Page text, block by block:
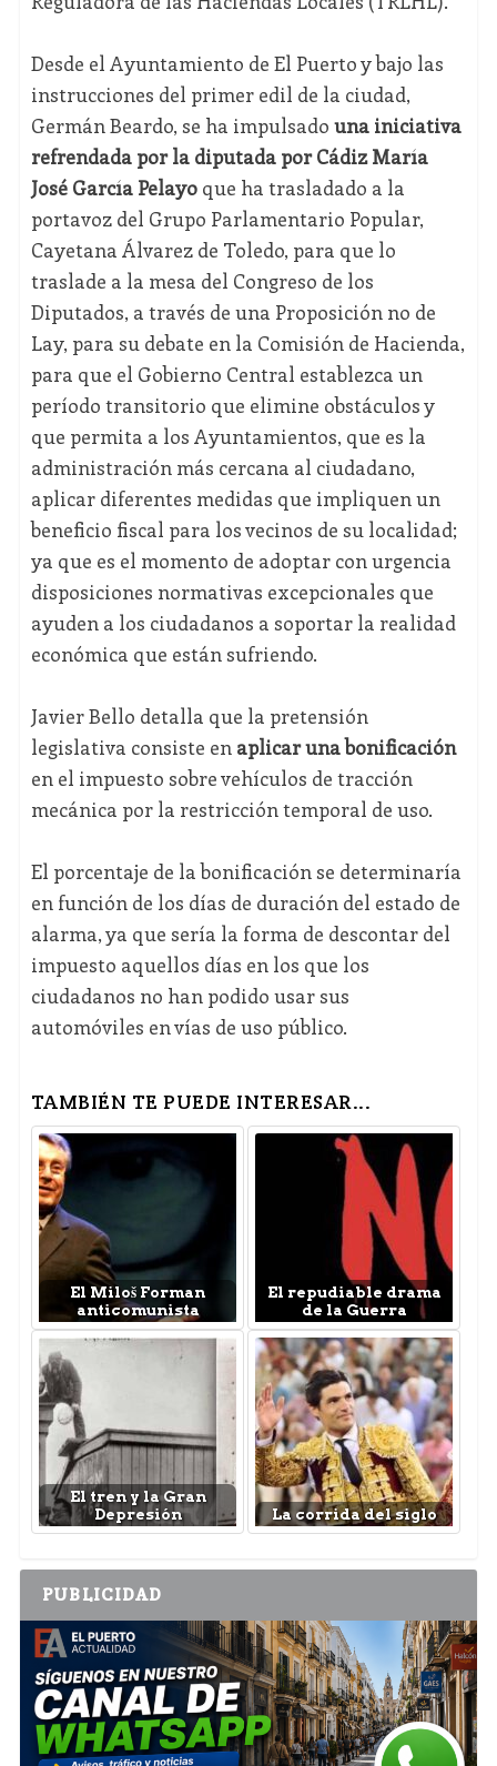
Desde el Ayuntamiento de El Puerto y bajo las
instrucciones del primer edil de la ciudad,
Germán Beardo, se ha impulsado una iniciativa
refrendada por la diputada por Cádiz María
José García Pelayoque ha trasladado a la
portavoz del Grupo Parlamentario Popular,
Cayetana Álvarez de Toledo, para que lo
traslade a la mesa del Congreso de los
Diputados, a través de una Proposición no de
Lay, para su debate en la Comisión de Hacienda,
para que el Gobierno Central establezca un
período transitorio que elimine obstáculos y
que permita a los Ayuntamientos, que es la
administración más cercana al ciudadano,
aplicar diferentes medidas que impliquen un
beneficio fiscal para los vecinos de su localidad;
ya que es el momento de adoptar con urgencia
disposiciones normativas excepcionales que
ayuden a los ciudadanos a soportar la realidad
económica que están sufriendo.
Javier Bello detalla que la pretensión
legislativa consiste en aplicar una bonificación
en el impuesto sobre vehículos de tracción
mecánica por la restricción temporal de uso.
El porcentaje de la bonificación se determinaría
en función de los días de duración del estado de
alarma, ya que sería la forma de descontar del
impuesto aquellos días en los que los
ciudadanos no han podido usar sus
automóviles en vías de uso público.
TAMBIÉN TE PUEDE INTERESAR...
El Miloš Forman
anticomunista
El repudiable drama
de la Guerra
El tren y la Gran
Depresión
La corrida del siglo
PUBLICIDAD